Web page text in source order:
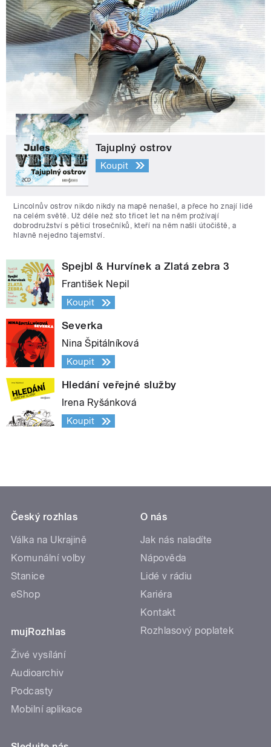
Tajuplný ostrov
Koupit
Lincolnův ostrov nikdo nikdy na mapě nenašel, a přece ho znají lidé
na celém světě. Už déle než sto třicet let na něm prožívají
dobrodružství s pěticí trosečníků, kteří na něm našli útočiště, a
hlavně nejedno tajemství.
Spejbl & Hurvínek a Zlatá zebra 3
František Nepil
Koupit
Severka
Nina Špitálníková
Koupit
Hledání veřejné služby
Irena Ryšánková
Koupit
Český rozhlas
Válka na Ukrajině
Komunální volby
Stanice
eShop
mujRozhlas
Živé vysílání
Audioarchiv
Podcasty
Mobilní aplikace
O nás
Jak nás naladíte
Nápověda
Lidé v rádiu
Kariéra
Kontakt
Rozhlasový poplatek